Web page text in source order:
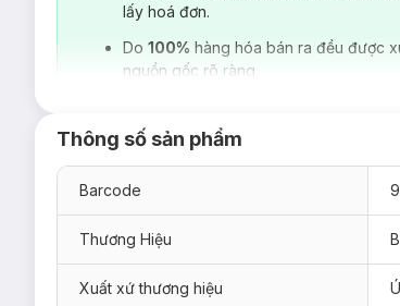
lấy hoá đơn.
Do 100% hàng hóa bán ra đều được
nguồn gốc rõ ràng.
Thông số sản phẩm
Barcode
Thương Hiệu
Xuất xứ thương hiệu